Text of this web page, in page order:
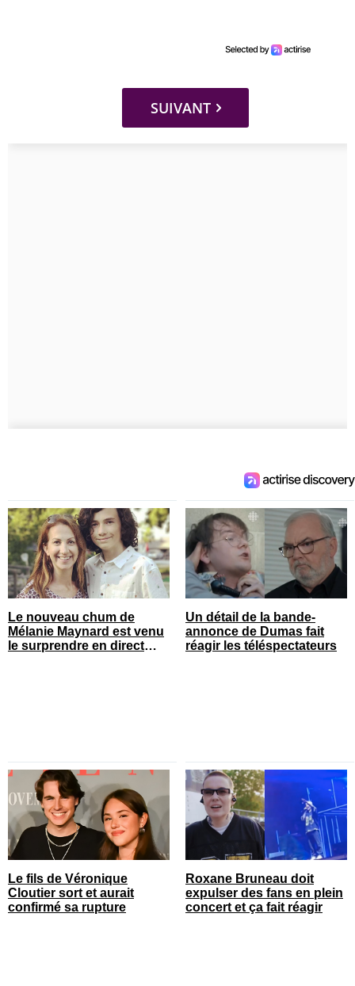
SUIVANT
Le nouveau chum de
Mélanie Maynard est venu
le surprendre en direct
Un détail de la bande-
annonce de Dumas fait
réagir les téléspectateurs
Le fils de Véronique
Cloutier sort et aurait
confirmé sa rupture
Roxane Bruneau doit
expulser des fans en plein
concert et ça fait réagir